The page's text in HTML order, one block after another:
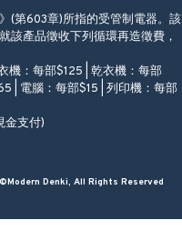
(第603章)所指的受管制電器。該
該產品徵收下列循環再造徵費，
機：每部$125 | 乾衣機：每部
| 電腦：每部$15 | 列印機：每部
金支付)
Denki, All Rights Reserved